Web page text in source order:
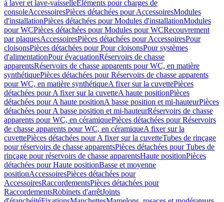
à laver et lave-vaisselleEléments pour charges de
consoleAccessoiresPièces détachées pour AccessoiresModules
d'installationPièces détachées pour Modules d'installationModules
pour WCPièces détachées pour Modules pour WCRecouvrement
par plaquesAccessoiresPièces détachées pour AccessoiresPour
cloisonsPièces détachées pour Pour cloisonsPour systèmes
d'alimentationPour évacuationRéservoirs de chasse
apparentsRéservoirs de chasse apparents pour WC, en matière
synthétiquePièces détachées pour Réservoirs de chasse apparents
pour WC, en matière synthétiqueA fixer sur la cuvettePièces
détachées pour A fixer sur la cuvetteA haute positionPièces
détachées pour A haute positionA basse position et mi-hauteurPièces
détachées pour A basse position et mi-hauteurRéservoirs de chasse
apparents pour WC, en céramiquePièces détachées pour Réservoirs
de chasse apparents pour WC, en céramiqueA fixer sur la
cuvettePièces détachées pour A fixer sur la cuvetteTubes de rinçage
pour réservoirs de chasse apparentsPièces détachées pour Tubes de
rinçage pour réservoirs de chasse apparentsHaute positionPièces
détachées pour Haute positionBasse et moyenne
positionAccessoiresPièces détachées pour
AccessoiresRaccordementsPièces détachées pour
RaccordementsRobinets d'arrêtJoints